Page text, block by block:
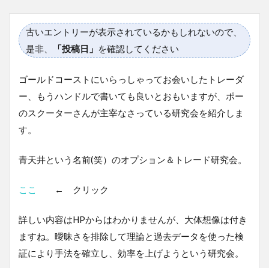
古いエントリーが表示されているかもしれないので、
是非、
「投稿日」 を確認してください
ゴールドコーストにいらっしゃってお会いしたトレーダ
ー、もうハンドルで書いても良いとおもいますが、ポー
のスクーターさんが主宰なさっている研究会を紹介しま
す。
青天井という名前(笑）のオプション＆トレード研究会。
ここ ← クリック
詳しい内容はHPからはわかりませんが、大体想像は付き
ますね。曖昧さを排除して理論と過去データを使った検
証により手法を確立し、効率を上げようという研究会。